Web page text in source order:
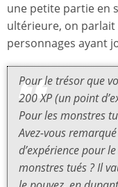
une petite partie en
ultérieure, on parlait
personnages ayant
Pour le trésor que
200 XP (un point
Pour les monstres
Avez-vous
d’expérience pour
monstres tués ? Il